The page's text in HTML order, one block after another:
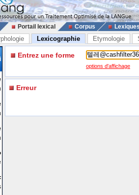
Portail lexical Corpus
Lexicographie Etymologie
Entrez une forme
options d'affichage
Erreur